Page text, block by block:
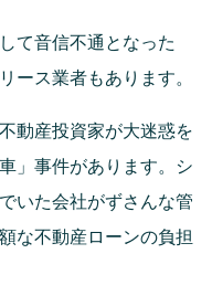
て音信不通となった
ース業者もあります。
動産投資家が大迷惑を
」事件があります。シ
いた会社がずさんな管
な不動産ローンの負担